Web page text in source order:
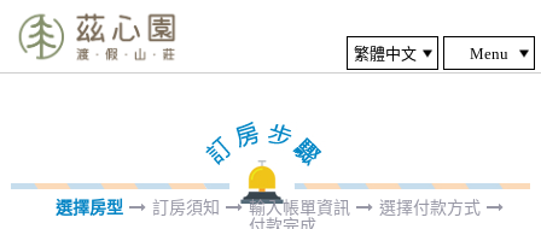
Menu
選擇房型 訂房須知 輸入帳單資訊
選擇付款方式